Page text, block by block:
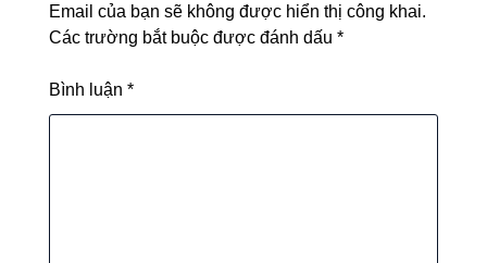
Email của bạn sẽ không được hiển thị công khai.
Các trường bắt buộc được đánh dấu *
Bình luận *